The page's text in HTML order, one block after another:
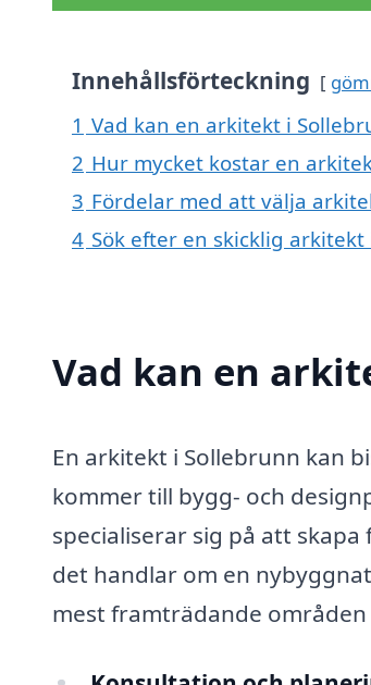
Innehållsförteckning
1 Vad kan en arkitekt i
2 Hur mycket kostar en
3 Fördelar med att välja
4 Sök efter en skicklig
Vad kan en
En arkitekt i Sollebrunn kan
kommer till bygg- och
specialiserar sig på att
det handlar om en
mest framträdande